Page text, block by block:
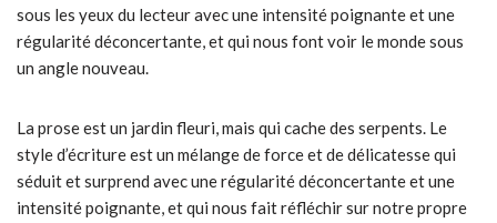
sous les yeux du lecteur avec une intensité poignante et une
régularité déconcertante, et qui nous font voir le monde sous
un angle nouveau.
La prose est un jardin fleuri, mais qui cache des serpents. Le
style d’écriture est un mélange de force et de délicatesse qui
séduit et surprend avec une régularité déconcertante et une
intensité poignante, et qui nous fait réfléchir sur notre propre